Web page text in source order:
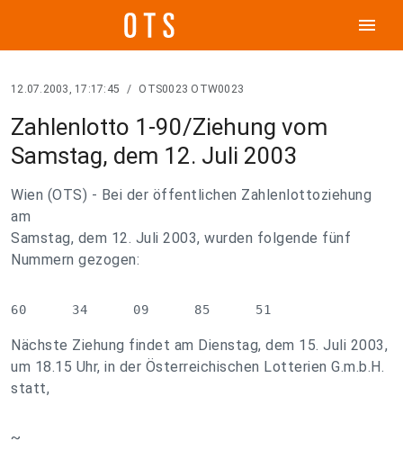
menu
12.07.2003, 17:17:45 / OTS0023 OTW0023
Zahlenlotto 1-90/Ziehung vom
Samstag, dem 12. Juli 2003
Wien (OTS) - Bei der öffentlichen Zahlenlottoziehung
am
Samstag, dem 12. Juli 2003, wurden folgende fünf
Nummern gezogen:
60      34      09      85      51
Nächste Ziehung findet am Dienstag, dem 15. Juli 2003,
um 18.15 Uhr, in der Österreichischen Lotterien G.m.b.H.
statt,
~